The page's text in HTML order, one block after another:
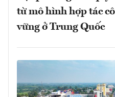
từ mô hình hợp tác
vững ở Trung Quốc